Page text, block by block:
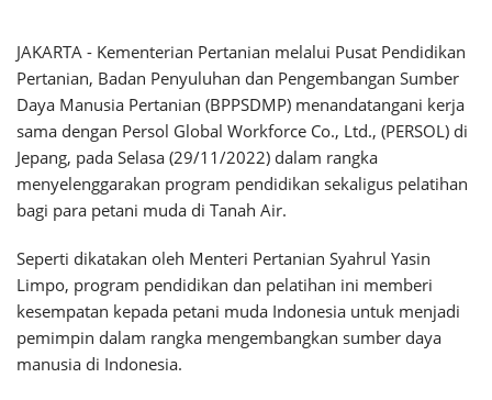
JAKARTA - Kementerian Pertanian melalui Pusat Pendidikan
Pertanian, Badan Penyuluhan dan Pengembangan Sumber
Daya Manusia Pertanian (BPPSDMP) menandatangani kerja
sama dengan Persol Global Workforce Co., Ltd., (PERSOL) di
Jepang, pada Selasa (29/11/2022) dalam rangka
menyelenggarakan program pendidikan sekaligus pelatihan
bagi para petani muda di Tanah Air.
Seperti dikatakan oleh Menteri Pertanian Syahrul Yasin
Limpo, program pendidikan dan pelatihan ini memberi
kesempatan kepada petani muda Indonesia untuk menjadi
pemimpin dalam rangka mengembangkan sumber daya
manusia di Indonesia.